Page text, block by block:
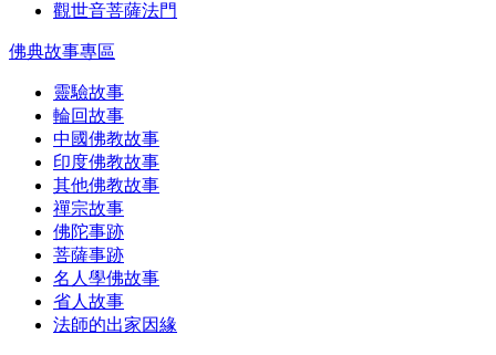
觀世音菩薩法門
佛典故事專區
靈驗故事
輪回故事
中國佛教故事
印度佛教故事
其他佛教故事
禪宗故事
佛陀事跡
菩薩事跡
名人學佛故事
省人故事
法師的出家因緣